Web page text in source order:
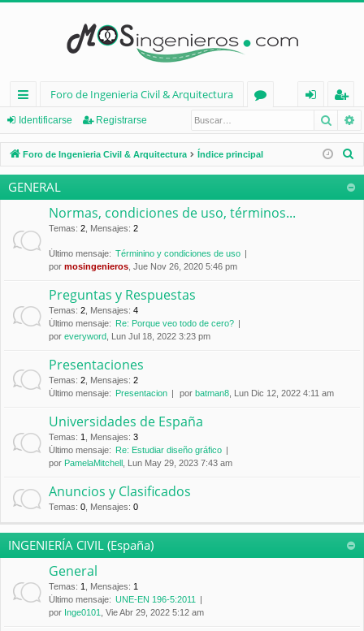
nl
ac
es
rá
d
Foro de Ingenieria Civil & Arquitectura
os
nt
ifi
eg
ist
ra
Identificarse Registrarse
Foro de Ingenieria Civil & Arquitectura Índice principal
GENERAL
Normas, condiciones de uso, términos...
Temas: 2 Mensajes: 2
Último mensaje: Términino y condiciones de uso
por mosingenieros , Jue Nov 26, 2020 5:46 pm
Preguntas y Respuestas
Temas: 2 Mensajes: 4
Último mensaje: Re: Porque veo todo de cero?
por everyword , Lun Jul 18, 2022 3:23 pm
Presentaciones
Temas: 2 Mensajes: 2
Último mensaje: Presentacion por batman8 , Lun Dic 12, 2022 4:11 am
Universidades de España
Temas: 1 Mensajes: 3
Último mensaje: Re: Estudiar diseño gráfico
por PamelaMitchell , Lun May 29, 2023 7:43 am
Anuncios y Clasificados
Temas: 0 Mensajes: 0
INGENIERÍA CIVIL (España)
General
Temas: 1 Mensajes: 1
Último mensaje: UNE-EN 196-5:2011
por Inge0101 , Vie Abr 29, 2022 5:12 am